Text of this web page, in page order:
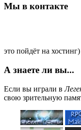
Мы в контакте
это пойдёт на хостинг)
А знаете ли вы...
Если вы играли в
свою зрительную